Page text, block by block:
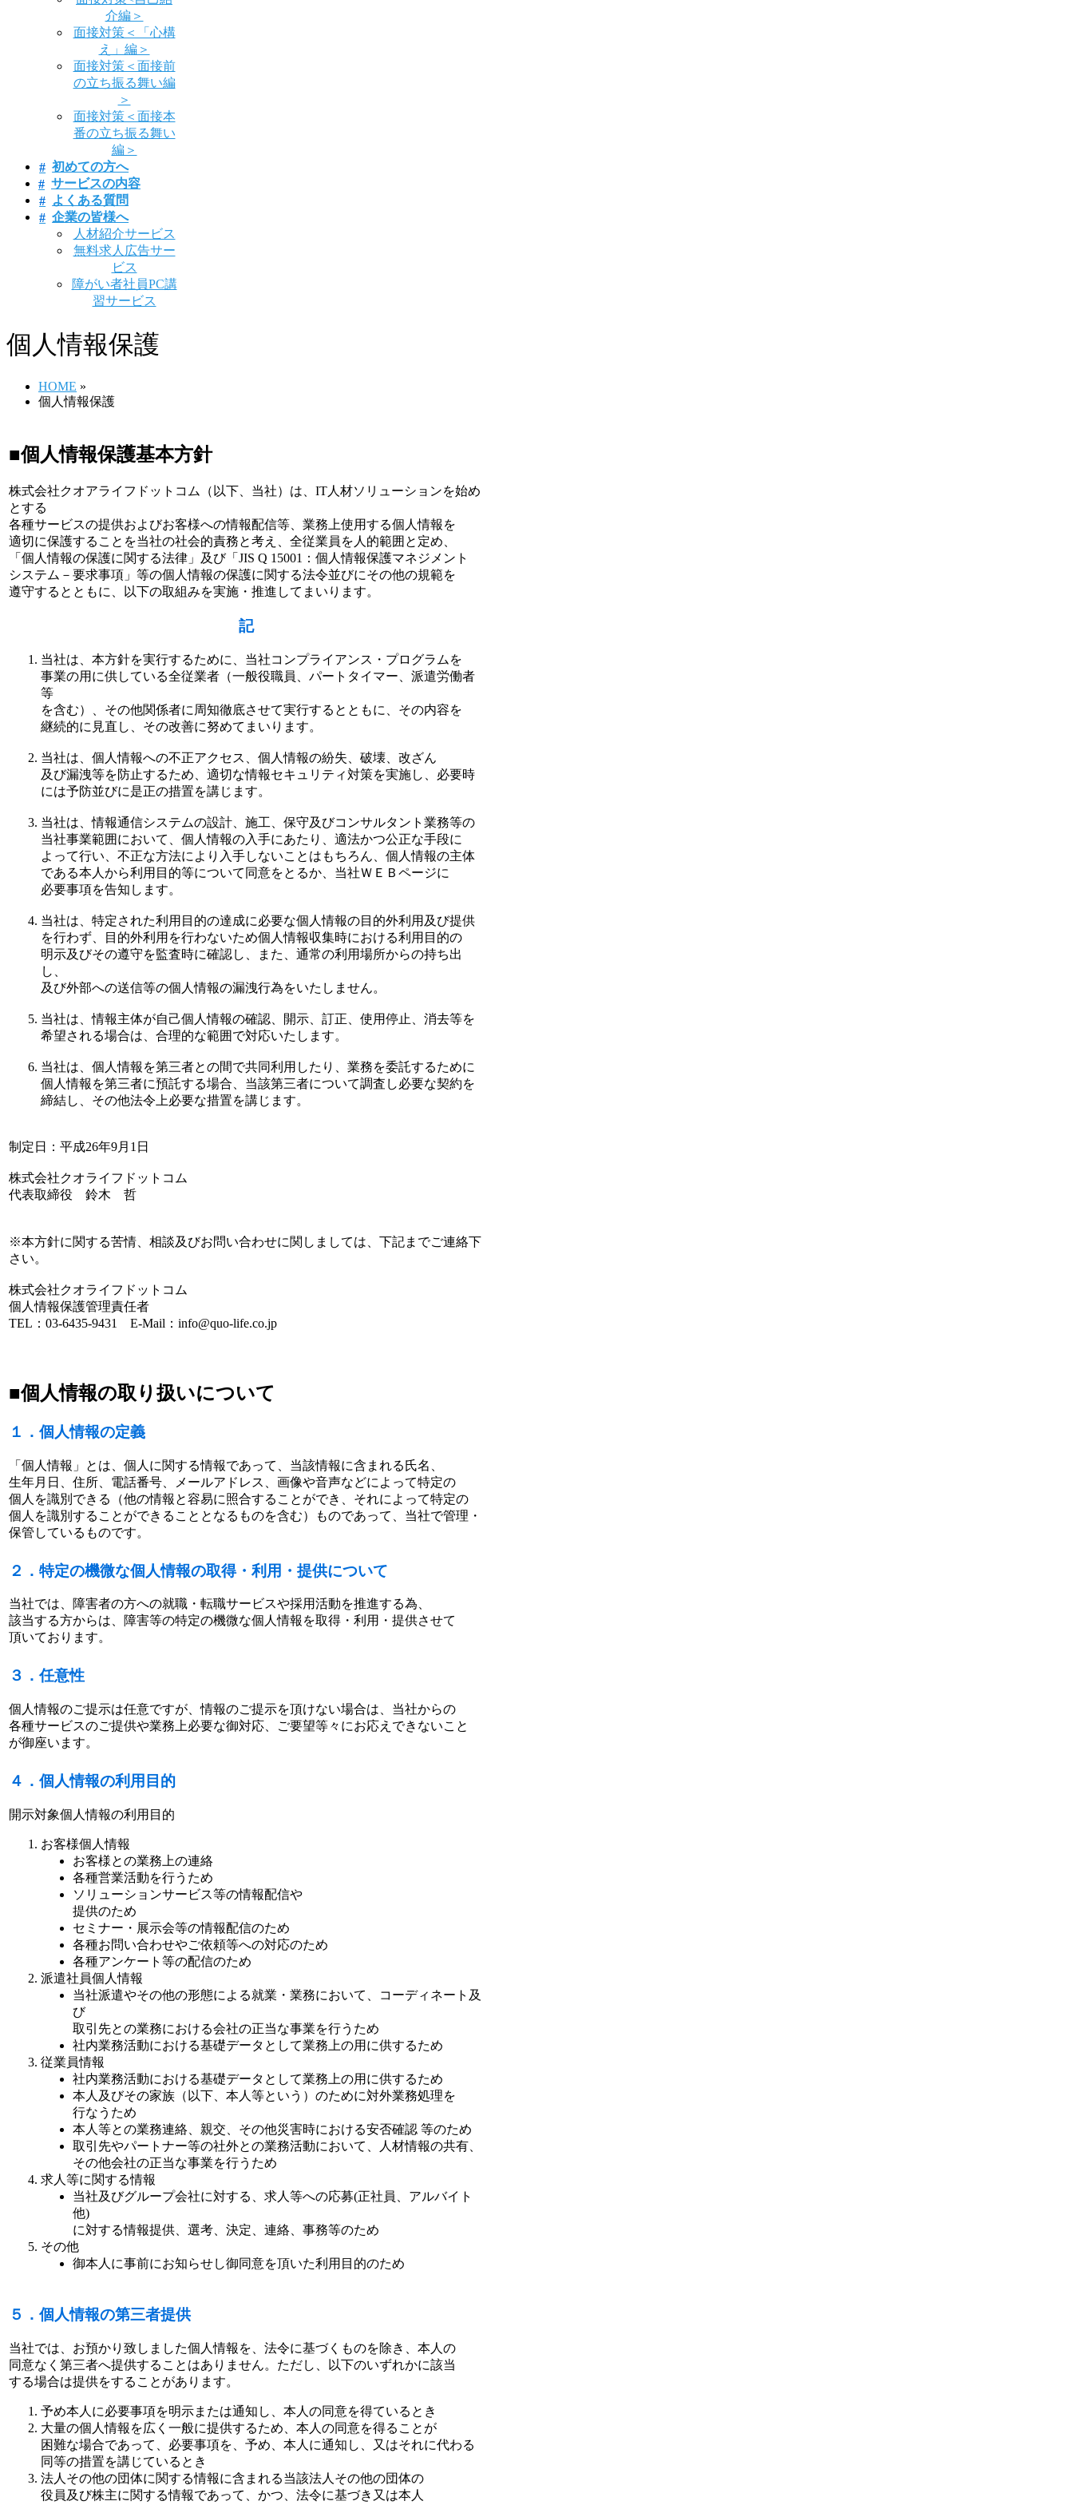
介編＞
面接対策＜「心構
え」編＞
面接対策＜面接前
の立ち振る舞い編
＞
面接対策＜面接本
番の立ち振る舞い
編＞
初めての方へ
サービスの内容
よくある質問
企業の皆様へ
人材紹介サービス
無料求人広告サー
ビス
障がい者社員PC講
習サービス
個人情報保護
HOME »
個人情報保護
■個人情報保護基本方針
株式会社クオアライフドットコム（以下、当社）は、IT人材ソリューションを始め
とする
各種サービスの提供およびお客様への情報配信等、業務上使用する個人情報を
適切に保護することを当社の社会的責務と考え、全従業員を人的範囲と定め、
「個人情報の保護に関する法律」及び「JIS Q 15001：個人情報保護マネジメント
システム－要求事項」等の個人情報の保護に関する法令並びにその他の規範を
遵守するとともに、以下の取組みを実施・推進してまいります。
記
当社は、本方針を実行するために、当社コンプライアンス・プログラムを
事業の用に供している全従業者（一般役職員、パートタイマー、派遣労働者
等
を含む）、その他関係者に周知徹底させて実行するとともに、その内容を
継続的に見直し、その改善に努めてまいります。
当社は、個人情報への不正アクセス、個人情報の紛失、破壊、改ざん
及び漏洩等を防止するため、適切な情報セキュリティ対策を実施し、必要時
には予防並びに是正の措置を講じます。
当社は、情報通信システムの設計、施工、保守及びコンサルタント業務等の
当社事業範囲において、個人情報の入手にあたり、適法かつ公正な手段に
よって行い、不正な方法により入手しないことはもちろん、個人情報の主体
である本人から利用目的等について同意をとるか、当社ＷＥＢページに
必要事項を告知します。
当社は、特定された利用目的の達成に必要な個人情報の目的外利用及び提供
を行わず、目的外利用を行わないため個人情報収集時における利用目的の
明示及びその遵守を監査時に確認し、また、通常の利用場所からの持ち出
し、
及び外部への送信等の個人情報の漏洩行為をいたしません。
当社は、情報主体が自己個人情報の確認、開示、訂正、使用停止、消去等を
希望される場合は、合理的な範囲で対応いたします。
当社は、個人情報を第三者との間で共同利用したり、業務を委託するために
個人情報を第三者に預託する場合、当該第三者について調査し必要な契約を
締結し、その他法令上必要な措置を講じます。
制定日：平成26年9月1日
株式会社クオライフドットコム
代表取締役 鈴木 哲
※本方針に関する苦情、相談及びお問い合わせに関しましては、下記までご連絡下
さい。
株式会社クオライフドットコム
個人情報保護管理責任者
TEL：03-6435-9431 E-Mail：info@quo-life.co.jp
■個人情報の取り扱いについて
１．個人情報の定義
「個人情報」とは、個人に関する情報であって、当該情報に含まれる氏名、
生年月日、住所、電話番号、メールアドレス、画像や音声などによって特定の
個人を識別できる（他の情報と容易に照合することができ、それによって特定の
個人を識別することができることとなるものを含む）ものであって、当社で管理・
保管しているものです。
２．特定の機微な個人情報の取得・利用・提供について
当社では、障害者の方への就職・転職サービスや採用活動を推進する為、
該当する方からは、障害等の特定の機微な個人情報を取得・利用・提供させて
頂いております。
３．任意性
個人情報のご提示は任意ですが、情報のご提示を頂けない場合は、当社からの
各種サービスのご提供や業務上必要な御対応、ご要望等々にお応えできないこと
が御座います。
４．個人情報の利用目的
開示対象個人情報の利用目的
お客様個人情報
お客様との業務上の連絡
各種営業活動を行うため
ソリューションサービス等の情報配信や
提供のため
セミナー・展示会等の情報配信のため
各種お問い合わせやご依頼等への対応のため
各種アンケート等の配信のため
派遣社員個人情報
当社派遣やその他の形態による就業・業務において、コーディネート及
び
取引先との業務における会社の正当な事業を行うため
社内業務活動における基礎データとして業務上の用に供するため
従業員情報
社内業務活動における基礎データとして業務上の用に供するため
本人及びその家族（以下、本人等という）のために対外業務処理を
行なうため
本人等との業務連絡、親交、その他災害時における安否確認 等のため
取引先やパートナー等の社外との業務活動において、人材情報の共有、
その他会社の正当な事業を行うため
求人等に関する情報
当社及びグループ会社に対する、求人等への応募(正社員、アルバイト
他)
に対する情報提供、選考、決定、連絡、事務等のため
その他
御本人に事前にお知らせし御同意を頂いた利用目的のため
５．個人情報の第三者提供
当社では、お預かり致しました個人情報を、法令に基づくものを除き、本人の
同意なく第三者へ提供することはありません。ただし、以下のいずれかに該当
する場合は提供をすることがあります。
予め本人に必要事項を明示または通知し、本人の同意を得ているとき
大量の個人情報を広く一般に提供するため、本人の同意を得ることが
困難な場合であって、必要事項を、予め、本人に通知し、又はそれに代わる
同等の措置を講じているとき
法人その他の団体に関する情報に含まれる当該法人その他の団体の
役員及び株主に関する情報であって、かつ、法令に基づき又は本人